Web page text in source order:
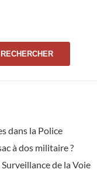
dans la Police
à dos militaire ?
de la Voie